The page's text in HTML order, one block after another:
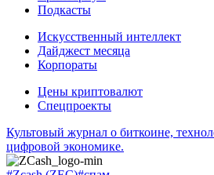
Подкасты
Искусственный интеллект
Дайджест месяца
Корпораты
Цены криптовалют
Спецпроекты
Культовый журнал о биткоине,
цифровой экономике.